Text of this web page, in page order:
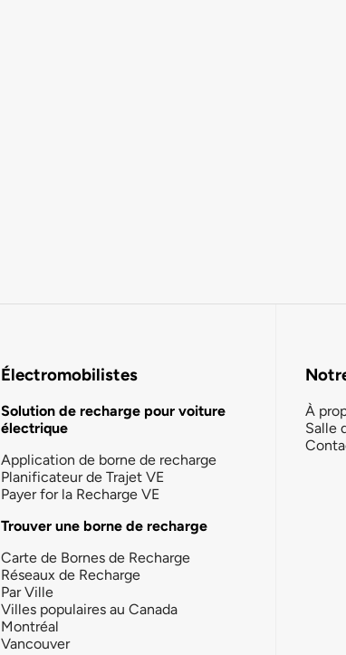
Électromobilistes
Solution de recharge pour voiture
électrique
Application de borne de recharge
Planificateur de Trajet VE
Payer for la Recharge VE
Trouver une borne de recharge
Carte de Bornes de Recharge
Réseaux de Recharge
Par Ville
Villes populaires au Canada
Montréal
Vancouver
À
Salle